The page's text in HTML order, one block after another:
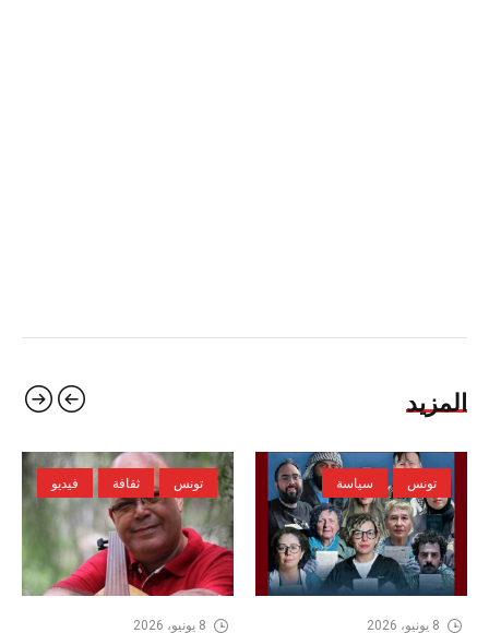
المزيد
تونس سياسة
8 يونيو، 2026
تونس ثقافة فيديو
8 يونيو، 2026